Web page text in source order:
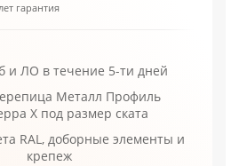
рабочих дня производство
и ЛО в течение 5-ти дней
Металл Профиль
X под размер ската
RAL, доборные элементы и
крепеж